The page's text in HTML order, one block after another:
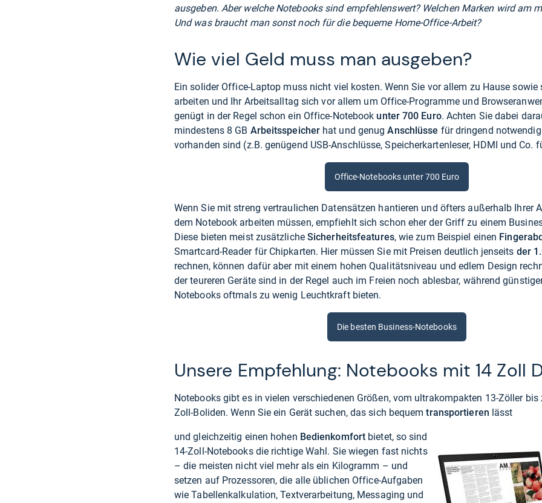
ausgeben. Aber welche Notebooks sind empfehlenswert? Welchen Marken wird am
Und was braucht man sonst noch für die bequeme Home-Office-Arbeit?
Wie viel Geld muss man ausgeben?
Ein solider Office-Laptop muss nicht viel kosten. Wenn Sie vor allem zu Hause sowie
arbeiten und Ihr Arbeitsalltag sich vor allem um Office-Programme und
genügt in der Regel schon ein Office-Notebook unter 700 Euro. Achten Sie dabei
mindestens 8 GB Arbeitsspeicher hat und genugAnschlüsse für dringend
vorhanden sind (z.B. genügend USB-Anschlüsse, Speicherkartenleser, HDMI und Co.
Office-Notebooks unter 700 Euro
Wenn Sie mit streng vertraulichen Datensätzen hantieren und öfters außerhalb Ihrer
dem Notebook arbeiten müssen, empfiehlt sich schon eher der Griff zu einem
Diese bieten meist zusätzliche Sicherheitsfeatures, wie zum Beispiel einen
Smartcard-Reader für Chipkarten. Hier müssen Sie mit Preisen deutlich jenseits der
rechnen, können dafür aber mit einem hohen Qualitätsniveau und edlem Design
der teureren Geräte sind in der Regel auch im Freien noch ablesbar, während
Notebooks oftmals zu wenig Leuchtkraft bieten.
Die besten Business-Notebooks
Unsere Empfehlung: Notebooks mit 14 Zoll
Notebooks gibt es in vielen verschiedenen Größen, vom ultrakompakten 13-Zöller bis
Zoll-Boliden. Wenn Sie ein Gerät suchen, das sich bequemtransportieren lässt
und gleichzeitig einen hohen Bedienkomfort bietet, so sind
14-Zoll-Notebooks die richtige Wahl. Sie wiegen fast nichts
– die meisten nicht viel mehr als ein Kilogramm – und
setzen auf Prozessoren, die alle üblichen Office-Aufgaben
wie Tabellenkalkulation, Textverarbeitung, Messaging und